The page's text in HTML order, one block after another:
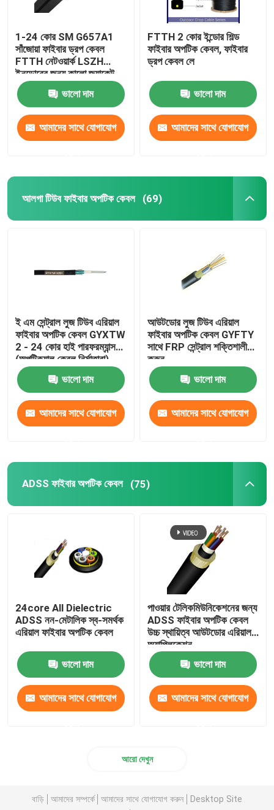
1-24 কোর SM G657A1
সাঁজোয়া ফাইবার ড্রপ কেবল
FTTH নেটওয়ার্ক LSZH
ইনডোরের জন্য কালো জ্যাকেট
ভালো দাম
আমাদের সাথে যোগাযোগ
FTTH 2 কোর ইন্ডোর শিল্ড
ফাইবার অপটিক কেবল, ফাইবার
ড্রপ কেবল লে
ভালো দাম
আমাদের সাথে যোগাযোগ
আলগা টিউব ফাইবার অপটিক কেবল (69)
ই এম সেন্ট্রাল লুজ টিউব এরিয়াল
ফাইবার অপটিক কেবল GYXTW
2 - 24 কোর হাই পারফরম্যান্স
(অপটিক্যাল কেবল নির্মাতারা)
ভালো দাম
আমাদের সাথে যোগাযোগ
আউটডোর লুজ টিউব এরিয়াল
ফাইবার অপটিক কেবল GYFTY
সাথে FRP সেন্ট্রাল শক্তিশালী
করুন
ভালো দাম
আমাদের সাথে যোগাযোগ
ADSS ফাইবার অপটিক কেবল (75)
24core All Dielectric
ADSS নন-মেটালিক স্ব-সমর্থক
এরিয়াল ফাইবার অপটিক কেবল
ভালো দাম
আমাদের সাথে যোগাযোগ
পাওয়ার টেলিকমিউনিকেশনের জন্য
ADSS ফাইবার অপটিক কেবল
উচ্চ স্থায়িত্ব আউটডোর এরিয়াল
অ্যাপ্লিকেশন
ভালো দাম
আমাদের সাথে যোগাযোগ
আরো দেখুন
বাড়ি আমাদের সম্পর্কে আমাদের সাথে যোগাযোগ করুন
Desktop Site